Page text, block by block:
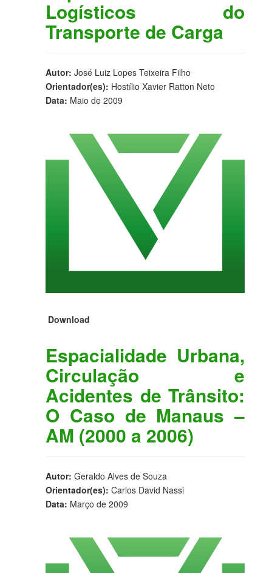
Logísticos do
Transporte de Carga
Autor: José Luiz Lopes Teixeira Filho
Orientador(es): Hostílio Xavier Ratton Neto
Data: Maio de 2009
Download
Espacialidade Urbana,
Circulação e
Acidentes de Trânsito:
O Caso de Manaus –
AM (2000 a 2006)
Autor: Geraldo Alves de Souza
Orientador(es): Carlos David Nassi
Data: Março de 2009